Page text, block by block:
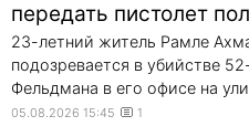
передать пистолет
23-летний житель Рамле
подозревается в убийстве
Фельдмана в его офисе на
05.08.2026 15:45 1